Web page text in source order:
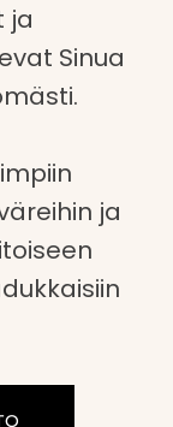
ja
Sinua
ja